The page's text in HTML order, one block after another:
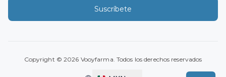
Suscríbete
Copyright ©2026 Vooyfarma. Todos los derechos reservados